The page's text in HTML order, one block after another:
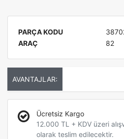
PARÇA KODU
ARAÇ
82
AVANTAJLAR:
Ücretsiz Kargo
12.000 TL + KDV üzeri
olarak teslim edilecektir.